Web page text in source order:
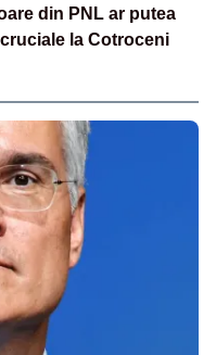
din PNL ar putea
la Cotroceni